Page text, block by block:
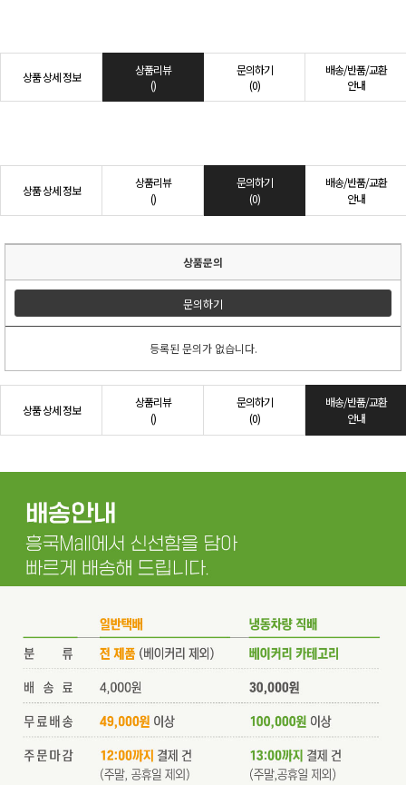
상품 상세 정보
상품리뷰
()
문의하기
(0)
배송/반품/교환
안내
상품 상세 정보
상품리뷰
()
문의하기
(0)
배송/반품/교환
안내
상품문의
문의하기
등록된 문의가 없습니다.
상품 상세 정보
상품리뷰
()
문의하기
(0)
배송/반품/교환
안내